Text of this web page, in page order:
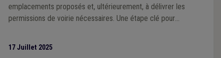
emplacements proposés et, ultérieurement, à délivrer les
permissions de voirie nécessaires. Une étape clé pour
17 Juillet 2025